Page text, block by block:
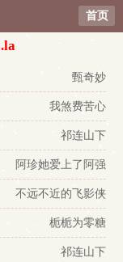
首页
甄奇妙
我煞费苦心
祁连山下
阿珍她爱上了阿强
不远不近的飞影侠
栀栀为零糖
祁连山下